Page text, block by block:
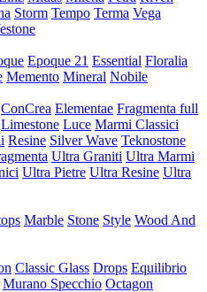
Storm Tempo Terma Vega
Epoque 21 Essential Floralia
Memento Mineral Nobile
ConCrea Elementae Fragmenta full
Limestone Luce Marmi Classici
Resine Silver Wave Teknostone
Ultra Graniti Ultra Marmi
Ultra Pietre Ultra Resine Ultra
Marble Stone Style Wood And
Classic Glass Drops Equilibrio
Murano Specchio Octagon